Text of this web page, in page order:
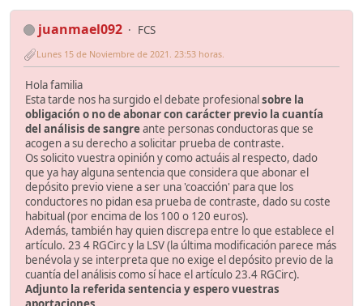
juanmael092 FCS
Lunes 15 de Noviembre de 2021. 23:53 horas.
Hola familia
Esta tarde nos ha surgido el debate profesional sobre la
obligación o no de abonar con carácter previo la cuantía
del análisis de sangreante personas conductoras que se
acogen a su derecho a solicitar prueba de contraste.
Os solicito vuestra opinión y como actuáis al respecto, dado
que ya hay alguna sentencia que considera que abonar el
depósito previo viene a ser una 'coacción' para que los
conductores no pidan esa prueba de contraste, dado su coste
habitual (por encima de los 100 o 120 euros).
Además, también hay quien discrepa entre lo que establece el
artículo. 23 4 RGCirc y la LSV (la última modificación parece más
benévola y se interpreta que no exige el depósito previo de la
cuantía del análisis como sí hace el artículo 23.4 RGCirc).
Adjunto la referida sentencia y espero vuestras